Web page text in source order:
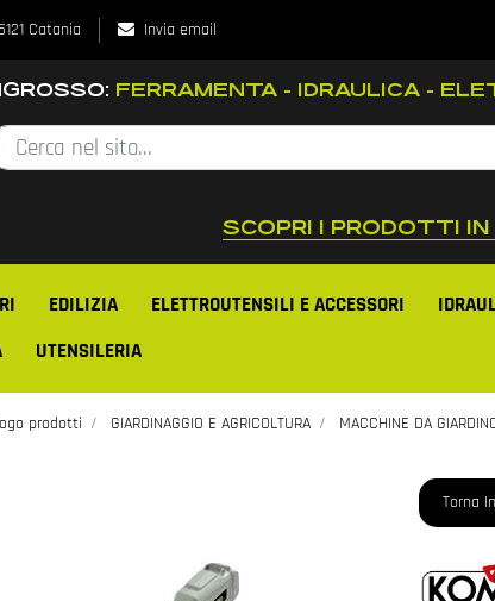
Catania Invia email
FERRAMENTA - IDRAULICA -
SCOPRI I PRODOTTI
EDILIZIA ELETTROUTENSILI E ACCESSORI
UTENSILERIA
prodotti GIARDINAGGIO E AGRICOLTURA MACCHINE DA
Torna